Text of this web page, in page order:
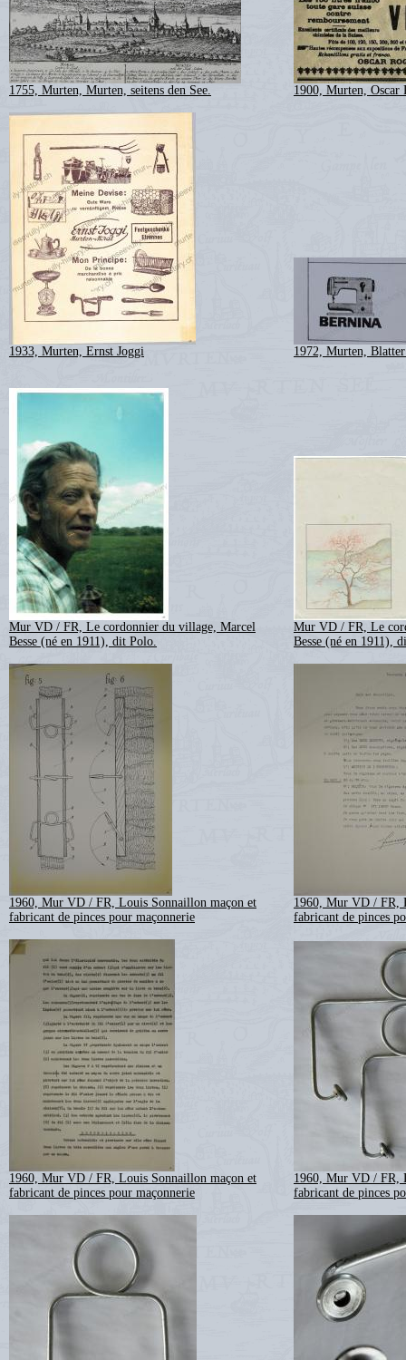
1755, Murten, Murten, seitens den See. 1900, Murten, Oscar
1933, Murten, Ernst Joggi 1972, Murten,
Mur VD / FR, Le cordonnier du village, Marcel
Besse (né en 1911), dit Polo.
Mur VD / FR, Le
Besse (né en 1911),
1960, Mur VD / FR, Louis Sonnaillon maçon et
fabricant de pinces pour maçonnerie
1960, Mur VD / FR,
fabricant de pinces
1960, Mur VD / FR, Louis Sonnaillon maçon et
fabricant de pinces pour maçonnerie
1960, Mur VD / FR,
fabricant de pinces